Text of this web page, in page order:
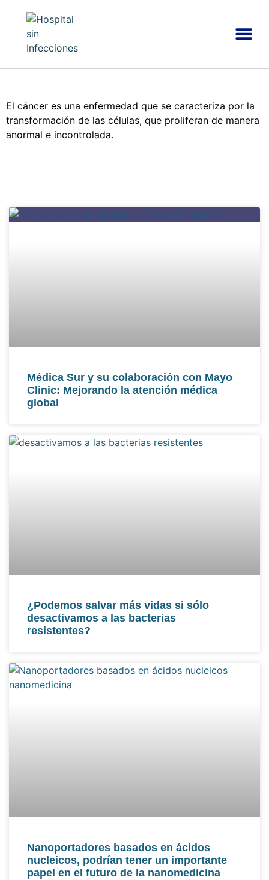
El cáncer es una enfermedad que se caracteriza por la
transformación de las células, que proliferan de manera
anormal e incontrolada.
Médica Sur y su colaboración con Mayo
Clinic: Mejorando la atención médica
global
¿Podemos salvar más vidas si sólo
desactivamos a las bacterias
resistentes?
Nanoportadores basados ​​en ácidos
nucleicos, podrían tener un importante
papel en el futuro de la nanomedicina